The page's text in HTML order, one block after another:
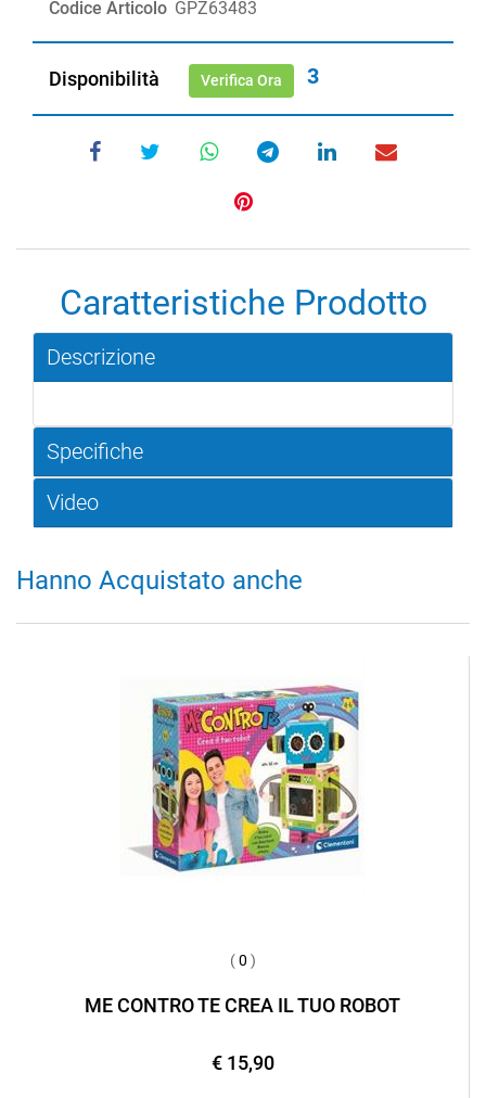
Codice Articolo GPZ63483
Disponibilità Verifica Ora 3
Caratteristiche Prodotto
Descrizione
Specifiche
Video
Hanno Acquistato anche
(0 )
ME CONTRO TE CREA IL TUO ROBOT
€ 15,90